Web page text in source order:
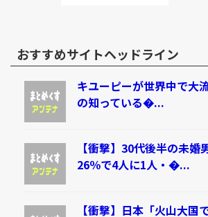
おすすめサイトヘッドライン
キユーピーが世界中で大
の知っている�...
【衝撃】30代後半の未婚
26％で4人に1人・�...
【衝撃】日本「火山大